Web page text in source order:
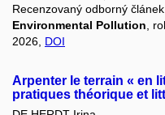
Recenzovaný odborný článek
Environmental Pollution ,
2026, DOI
Arpenter le terrain « en
pratiques théorique et